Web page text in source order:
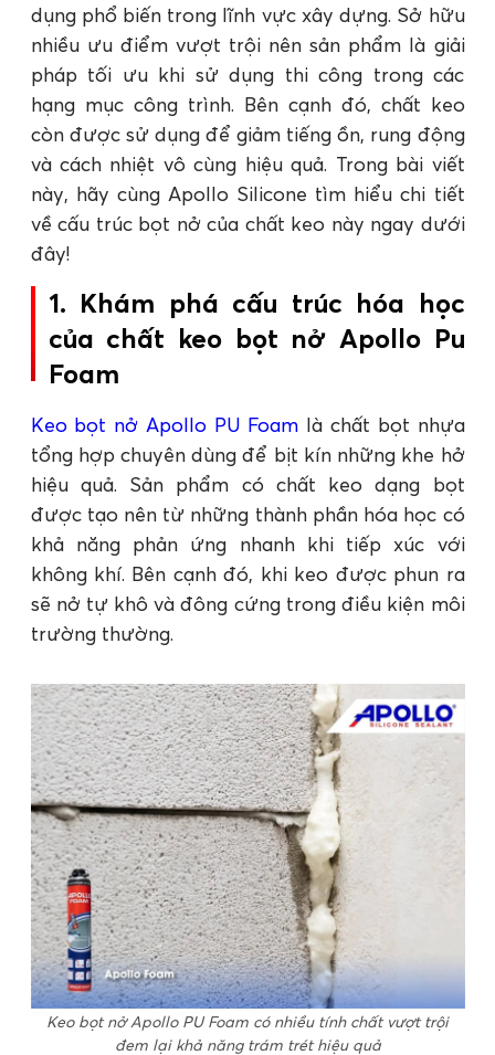
dụng phổ biến trong lĩnh vực xây dựng. Sở hữu
nhiều ưu điểm vượt trội nên sản phẩm là giải
pháp tối ưu khi sử dụng thi công trong các
hạng mục công trình. Bên cạnh đó, chất keo
còn được sử dụng để giảm tiếng ồn, rung động
và cách nhiệt vô cùng hiệu quả. Trong bài viết
này, hãy cùng Apollo Silicone tìm hiểu chi tiết
về cấu trúc bọt nở của chất keo này ngay dưới
đây!
1. Khám phá cấu trúc hóa học
của chất keo bọt nở Apollo Pu
Foam
Keo bọt nở Apollo PU Foam là chất bọt nhựa
tổng hợp chuyên dùng để bịt kín những khe hở
hiệu quả. Sản phẩm có chất keo dạng bọt
được tạo nên từ những thành phần hóa học có
khả năng phản ứng nhanh khi tiếp xúc với
không khí. Bên cạnh đó, khi keo được phun ra
sẽ nở tự khô và đông cứng trong điều kiện môi
trường thường.
Keo bọt nở Apollo PU Foam có nhiều tính chất vượt trội
đem lại khả năng trám trét hiệu quả